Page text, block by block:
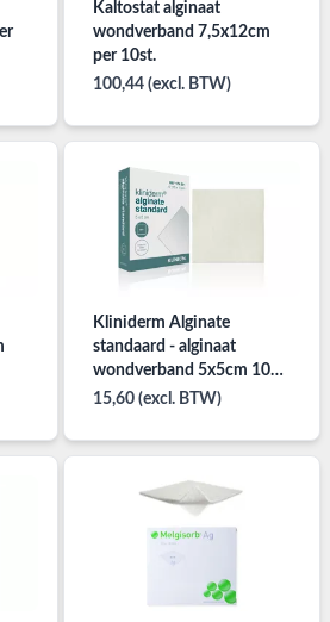
Kaltostat alginaat
wondverband 7,5x12cm
per 10st.
100,44 (excl. BTW)
Kliniderm Alginate
standaard - alginaat
wondverband 5x5cm 10
stuks
15,60 (excl. BTW)